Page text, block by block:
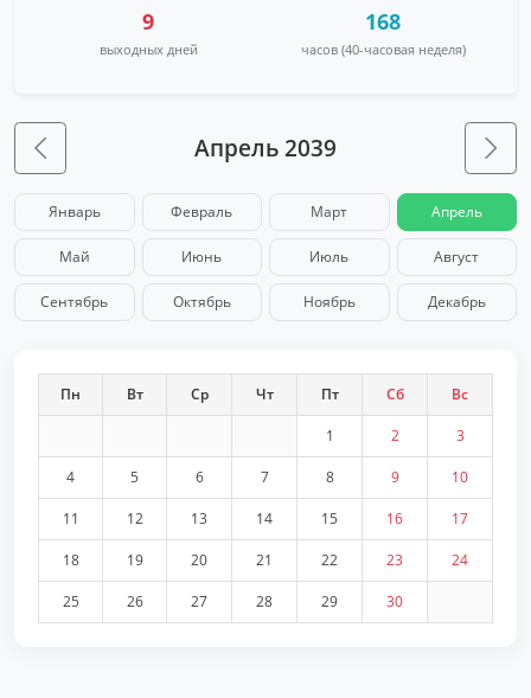
9
выходных дней
168
часов (40-часовая неделя)
Апрель 2039
Январь Февраль Март Апрель
Май Июнь Июль Август
Сентябрь Октябрь Ноябрь Декабрь
Пн Вт Ср Чт Пт Сб Вс
1 2 3
4 5 6 7 8 9 10
11 12 13 14 15 16 17
18 19 20 21 22 23 24
25 26 27 28 29 30